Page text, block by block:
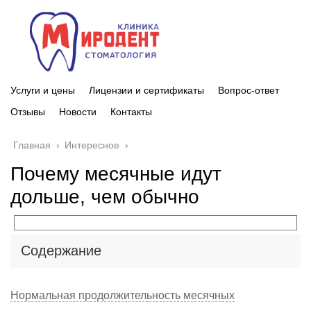
Услуги и цены Лицензии и сертификаты
Вопрос-ответ
Отзывы
Новости Контакты
Главная › Интересное ›
Почему месячные идут
дольше, чем обычно
Содержание
Нормальная продолжительность месячных